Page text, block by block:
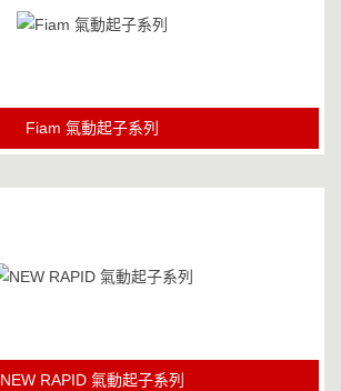
Fiam 氣動起子系列
NEW RAPID 氣動起子系列